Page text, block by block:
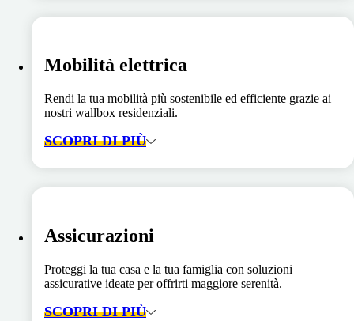
Mobilità elettrica
Rendi la tua mobilità più sostenibile ed efficiente grazie ai
nostri wallbox residenziali.
SCOPRI DI PIÙ
Assicurazioni
Proteggi la tua casa e la tua famiglia con soluzioni
assicurative ideate per offrirti maggiore serenità.
SCOPRI DI PIÙ